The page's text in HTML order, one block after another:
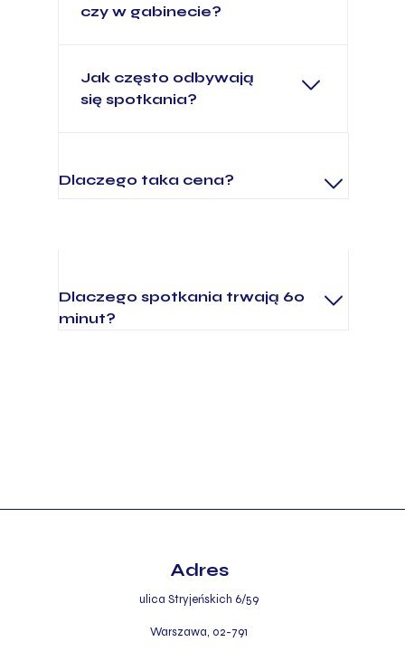
Jak często odbywają
się spotkania?
czy w gabinecie?
Dlaczego spotkania trwają 60
minut?
Dlaczego taka cena?
Adres
ulica Stryjeńskich 6/59
Warszawa, 02-791